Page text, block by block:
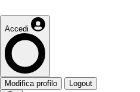
Accedi
Modifica profilo Logout